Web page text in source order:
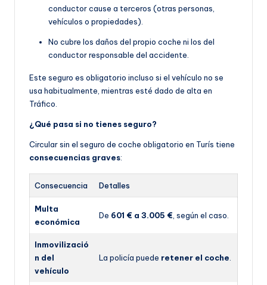
conductor cause a terceros (otras personas,
vehículos o propiedades).
No cubre los daños del propio coche ni los del
conductor responsable del accidente.
Este seguro es obligatorio incluso si el vehículo no se
usa habitualmente, mientras esté dado de alta en
Tráfico.
¿Qué pasa si no tienes seguro?
Circular sin el seguro de coche obligatorio en Turís tiene
consecuencias graves:
Consecuencia Detalles
Multa
económica
De 601 € a 3.005 € , según el caso.
Inmovilizació
n del
vehículo
La policía puede retener el coche